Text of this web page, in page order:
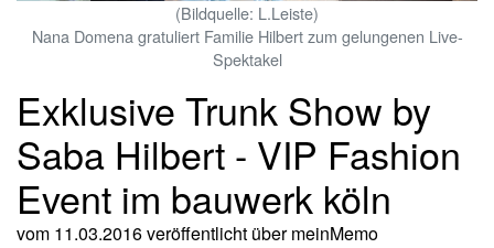
(Bildquelle: L.Leiste)
Nana Domena gratuliert Familie Hilbert zum gelungenen Live-
Spektakel
Exklusive Trunk Show by
Saba Hilbert - VIP Fashion
Event im bauwerk köln
vom 11.03.2016veröffentlicht übermeinMemo